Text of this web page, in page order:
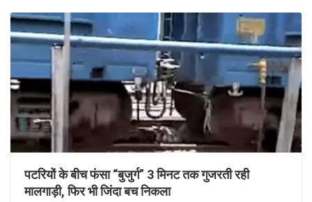
पटरियों के बीच फंसा “बुजुर्ग” 3 मिनट तक गुजरती रही
मालगाड़ी, फिर भी जिंदा बच निकला